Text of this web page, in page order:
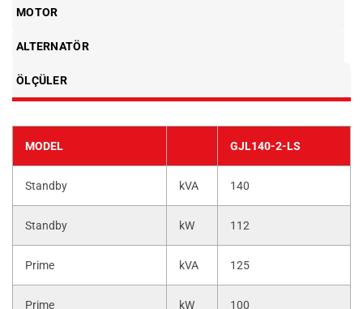
MOTOR
ALTERNATÖR
ÖLÇÜLER
MODEL GJL140-2-LS
Standby kVA 140
Standby kW 112
Prime kVA 125
Prime kW 100